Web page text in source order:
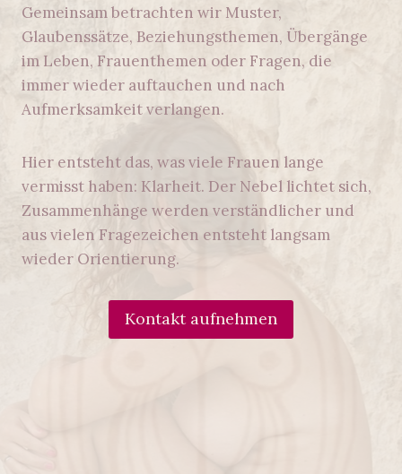
Gemeinsam betrachten wir Muster,
Glaubenssätze, Beziehungsthemen, Übergänge
im Leben, Frauenthemen oder Fragen, die
immer wieder auftauchen und nach
Aufmerksamkeit verlangen.
Hier entsteht das, was viele Frauen lange
vermisst haben: Klarheit. Der Nebel lichtet sich,
Zusammenhänge werden verständlicher und
aus vielen Fragezeichen entsteht langsam
wieder Orientierung.
Kontakt aufnehmen